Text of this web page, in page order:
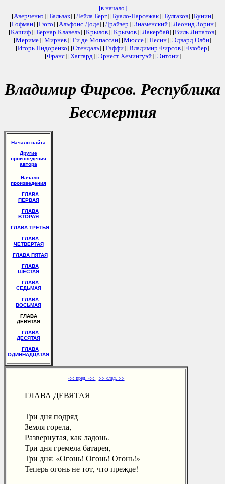
[в начало]
[Аверченко] [Бальзак] [Лейла Берг] [Буало-Нарсежак] [Булгаков] [Бунин]
[Гофман] [Гюго] [Альфонс Доде] [Драйзер] [Знаменский] [Леонид Зорин]
[Кашиф] [Бернар Клавель] [Крылов] [Крымов] [Лакербай] [Виль Липатов]
[Мериме] [Мирнев] [Ги де Мопассан] [Мюссе] [Несин] [Эдвард Олби]
[Игорь Пидоренко] [Стендаль] [Тэффи] [Владимир Фирсов] [Флобер]
[Франс] [Хаггард] [Эрнест Хемингуэй] [Энтони]
Владимир Фирсов. Республика
Бессмертия
Начало сайта
Другие
произведения
автора
Начало
произведения
ГЛАВА
ПЕРВАЯ
ГЛАВА
ВТОРАЯ
ГЛАВА ТРЕТЬЯ
ГЛАВА
ЧЕТВЕРТАЯ
ГЛАВА ПЯТАЯ
ГЛАВА
ШЕСТАЯ
ГЛАВА
СЕДЬМАЯ
ГЛАВА
ВОСЬМАЯ
ГЛАВА
ДЕВЯТАЯ
ГЛАВА
ДЕСЯТАЯ
ГЛАВА
ОДИННАДЦАТАЯ
<< пред. << >> след. >>
ГЛАВА ДЕВЯТАЯ
Три дня подряд
Земля горела,
Развернутая, как ладонь.
Три дня гремела батарея,
Три дня: «Огонь! Огонь! Огонь!»
Теперь огонь не тот, что прежде!